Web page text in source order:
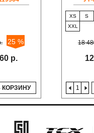
25 %
р.
КОРЗИНУ
XS S
XXL
18